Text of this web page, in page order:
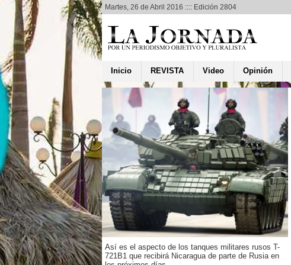
Martes, 26 de Abril 2016 :::: Edición 2804
Inicio REVISTA Video Opinión
en un
nivel de
de 9,251,200,000
de agua, es lo que
Lago Cocibolca,
la sequía de los últimos
el científico y
recursos...
Así es el aspecto de los tanques militares rusos T-
721B1 que recibirá Nicaragua de parte de Rusia en